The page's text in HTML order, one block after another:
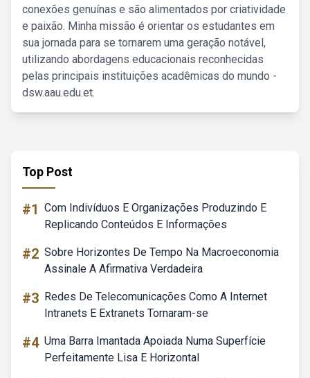
conexões genuínas e são alimentados por criatividade
e paixão. Minha missão é orientar os estudantes em
sua jornada para se tornarem uma geração notável,
utilizando abordagens educacionais reconhecidas
pelas principais instituições acadêmicas do mundo -
dsw.aau.edu.et.
Top Post
#1 Com Indivíduos E Organizações Produzindo E
Replicando Conteúdos E Informações
#2 Sobre Horizontes De Tempo Na Macroeconomia
Assinale A Afirmativa Verdadeira
#3 Redes De Telecomunicações Como A Internet
Intranets E Extranets Tornaram-se
#4 Uma Barra Imantada Apoiada Numa Superfície
Perfeitamente Lisa E Horizontal